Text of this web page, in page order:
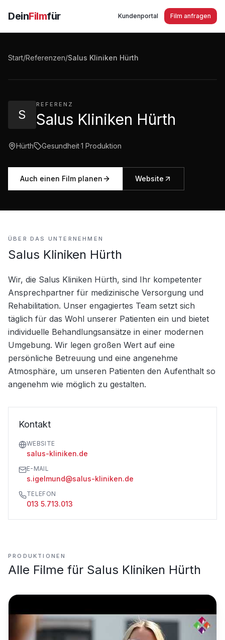
DeinFilmfür Kundenportal Film anfragen
Start/Referenzen/Salus Kliniken Hürth
S
REFERENZ
Salus Kliniken Hürth
Hürth Gesundheit·1 Produktion
Auch einen Film planen Website
Salus Kliniken Hürth Recruitingfilm
ÜBER DAS UNTERNEHMEN
Salus Kliniken Hürth
Wir, die Salus Kliniken Hürth, sind Ihr kompetenter
Ansprechpartner für medizinische Versorgung und
Rehabilitation. Unser engagiertes Team setzt sich
täglich für das Wohl unserer Patienten ein und bietet
individuelle Behandlungsansätze in einer modernen
Umgebung. Wir legen großen Wert auf eine
persönliche Betreuung und eine angenehme
Atmosphäre, um unseren Patienten den Aufenthalt so
angenehm wie möglich zu gestalten.
Kontakt
WEBSITE
salus-kliniken.de
E-MAIL
s.igelmund@salus-kliniken.de
TELEFON
013 5.713.013
PRODUKTIONEN
Alle Filme für Salus Kliniken Hürth